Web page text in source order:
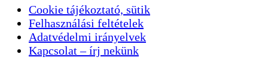
Cookie tájékoztató, sütik
Felhasználási feltételek
Adatvédelmi irányelvek
Kapcsolat – írj nekünk